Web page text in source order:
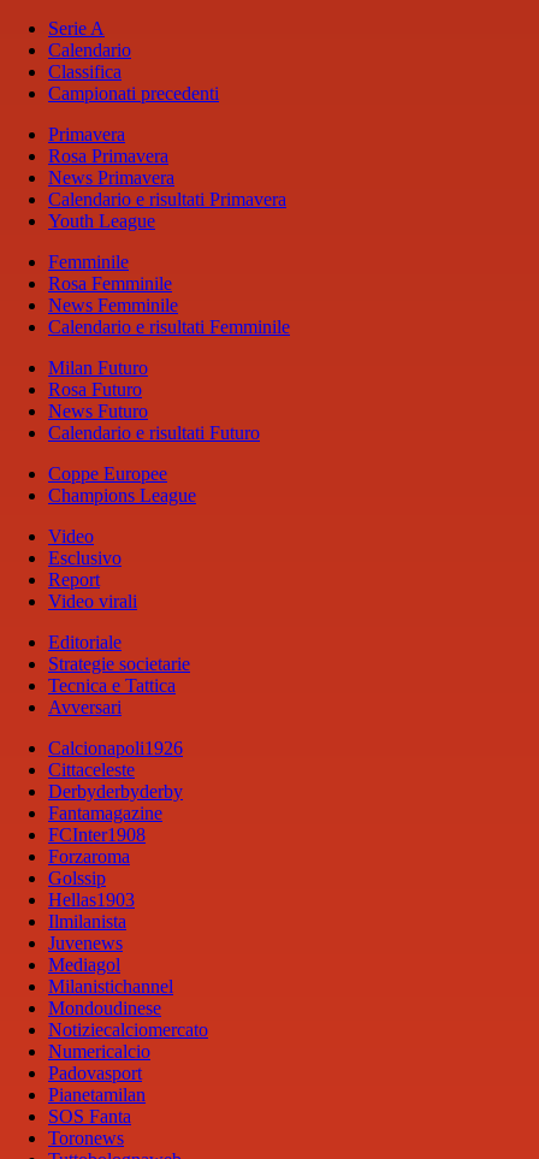
Serie A
Calendario
Classifica
Campionati precedenti
Primavera
Rosa Primavera
News Primavera
Calendario e risultati Primavera
Youth League
Femminile
Rosa Femminile
News Femminile
Calendario e risultati Femminile
Milan Futuro
Rosa Futuro
News Futuro
Calendario e risultati Futuro
Coppe Europee
Champions League
Video
Esclusivo
Report
Video virali
Editoriale
Strategie societarie
Tecnica e Tattica
Avversari
Calcionapoli1926
Cittaceleste
Derbyderbyderby
Fantamagazine
FCInter1908
Forzaroma
Golssip
Hellas1903
Ilmilanista
Juvenews
Mediagol
Milanistichannel
Mondoudinese
Notiziecalciomercato
Numericalcio
Padovasport
Pianetamilan
SOS Fanta
Toronews